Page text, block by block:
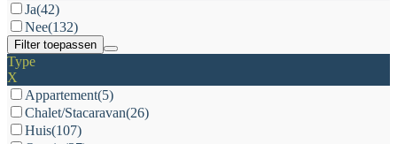
Ja(42)
Nee(132)
Filter toepassen
Type
X
Appartement(5)
Chalet/Stacaravan(26)
Huis(107)